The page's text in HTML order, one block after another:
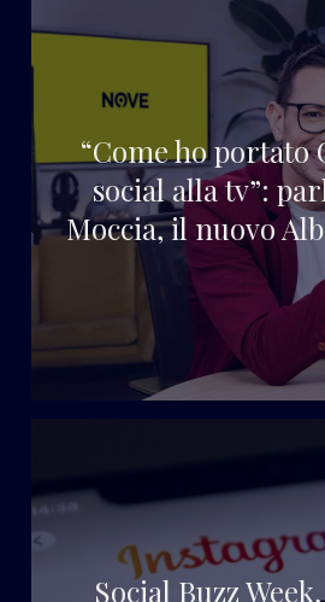
“Come ho portato
social alla tv”:
Moccia, il nuovo
Social Buzz